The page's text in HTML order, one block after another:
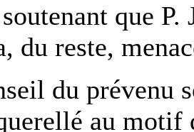
que
du reste,
du
au